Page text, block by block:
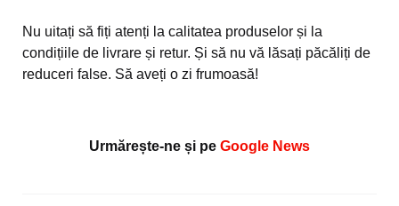
Nu uitați să fiți atenți la calitatea produselor și la
condițiile de livrare și retur. Și să nu vă lăsați păcăliți de
reduceri false. Să aveți o zi frumoasă!
Urmărește-ne și pe Google News